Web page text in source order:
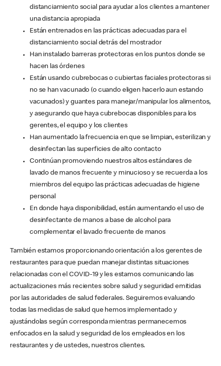
distanciamiento social para ayudar a los clientes a mantener
una distancia apropiada
Están entrenados en las prácticas adecuadas para el
distanciamiento social detrás del mostrador
Han instalado barreras protectoras en los puntos donde se
hacen las órdenes
Están usando cubrebocas o cubiertas faciales protectoras si
no se han vacunado (o cuando eligen hacerlo aun estando
vacunados) y guantes para manejar/manipular los alimentos,
y asegurando que haya cubrebocas disponibles para los
gerentes, el equipo y los clientes
Han aumentado la frecuencia en que se limpian, esterilizan y
desinfectan las superficies de alto contacto
Continúan promoviendo nuestros altos estándares de
lavado de manos frecuente y minucioso y se recuerda a los
miembros del equipo las prácticas adecuadas de higiene
personal
En donde haya disponibilidad, están aumentando el uso de
desinfectante de manos a base de alcohol para
complementar el lavado frecuente de manos
También estamos proporcionando orientación a los gerentes de
restaurantes para que puedan manejar distintas situaciones
relacionadas con el COVID-19 y les estamos comunicando las
actualizaciones más recientes sobre salud y seguridad emitidas
por las autoridades de salud federales. Seguiremos evaluando
todas las medidas de salud que hemos implementado y
ajustándolas según corresponda mientras permanecemos
enfocados en la salud y seguridad de los empleados en los
restaurantes y de ustedes, nuestros clientes.